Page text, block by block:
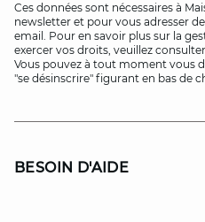
Ces données sont nécessaires à
newsletter et pour vous adresser
email. Pour en savoir plus sur la
exercer vos droits, veuillez
Vous pouvez à tout moment vous
"se désinscrire" figurant en bas de
BESOIN D'AIDE